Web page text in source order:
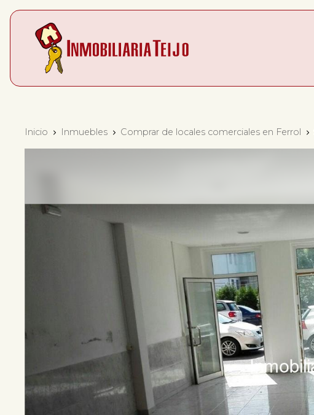
Inicio Inmuebles Comprar de locales comerciales en Ferrol